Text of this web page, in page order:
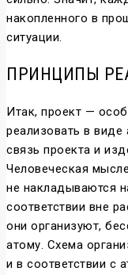
накопленного в
ситуации.
ПРИНЦИПЫ
Итак, проект —
реализовать в виде
связь проекта и
Человеческая
не накладываются
соответствии вне
они организуют,
атому. Схема
и в соответствии с